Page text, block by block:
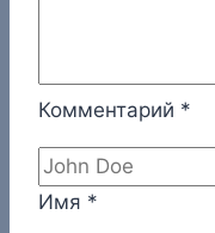
Комментарий *
Имя *